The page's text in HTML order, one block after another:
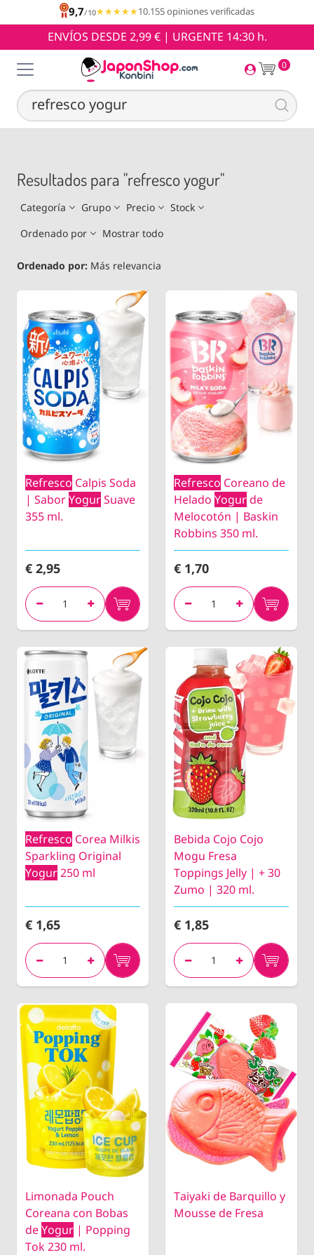
9,7/10★★★★★
★★★★★10.155 opiniones verificadas
ENVÍOS DESDE 2,99 € | URGENTE 14:30 h.
0
Resultados para "refresco yogur"
Categoría Grupo Precio
Stock
Ordenado por
Mostrar todo
Ordenado por: Más relevancia
Refresco Calpis Soda
| SaborYogurSuave
355 ml.
€ 2,95
Refresco Coreano de
Helado Yogurde
Melocotón | Baskin
Robbins 350 ml.
€ 1,70
Refresco Corea Milkis
Sparkling Original
Yogur250 ml
€ 1,65
Bebida Cojo Cojo
Mogu Fresa
Toppings Jelly | + 30
Zumo | 320 ml.
€ 1,85
Limonada Pouch
Coreana con Bobas
deYogur | Popping
Tok 230 ml.
Taiyaki de Barquillo y
Mousse de Fresa